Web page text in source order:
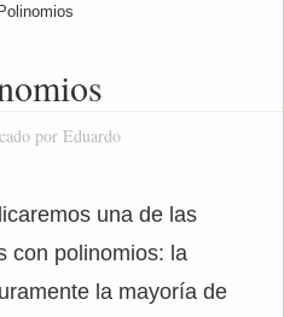
por Eduardo
una de las
con polinomios: la
la mayoría de